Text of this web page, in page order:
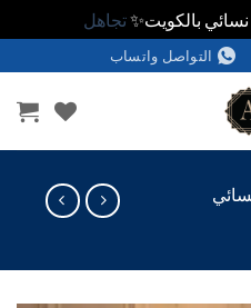
بالكويت✨تجاهل
التواصل واتساب